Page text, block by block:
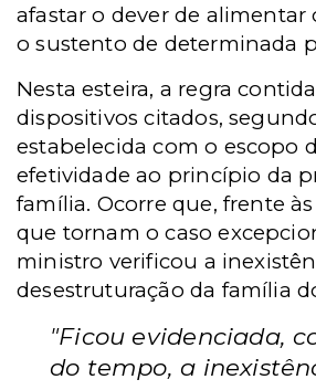
afastar o dever de alimentar
o sustento de determinada
Nesta esteira, a regra
dispositivos citados,
estabelecida com o escopo
efetividade ao princípio da
família. Ocorre que, frente
que tornam o caso
ministro verificou a
desestruturação da família
"Ficou evidenciada,
do tempo, a